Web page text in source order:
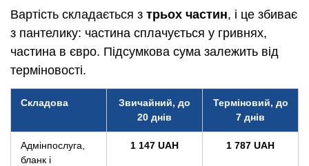
Вартість складається з трьох частин, і це збиває
з пантелику: частина сплачується у гривнях,
частина в євро. Підсумкова сума залежить від
терміновості.
Складова
Звичайний, до
20 днів
Терміновий, до
7 днів
Адмінпослуга,
бланк і
1 147 UAH 1 787 UAH